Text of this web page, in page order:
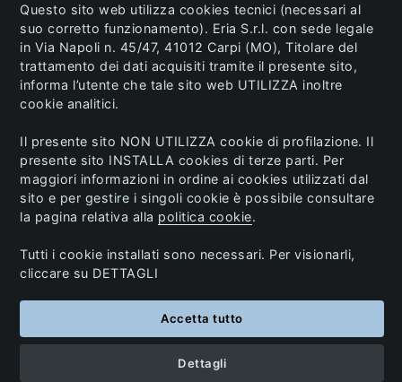
© 2023 Eria s.r.l. All Rights Reserved. P.IVA and C.F.
02741770362.
Info: ecommerce@eria.it
Questo sito web utilizza cookies tecnici (necessari al
suo corretto funzionamento). Eria S.r.l. con sede legale
in Via Napoli n. 45/47, 41012 Carpi (MO), Titolare del
trattamento dei dati acquisiti tramite il presente sito,
informa l’utente che tale sito web UTILIZZA inoltre
cookie analitici.
Il presente sito NON UTILIZZA cookie di profilazione. Il
presente sito INSTALLA cookies di terze parti. Per
maggiori informazioni in ordine ai cookies utilizzati dal
sito e per gestire i singoli cookie è possibile consultare
la pagina relativa alla politica cookie.
Tutti i cookie installati sono necessari. Per visionarli,
cliccare su DETTAGLI
Accetta tutto
Dettagli